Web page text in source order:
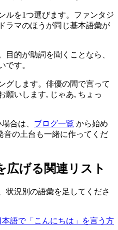
ルを1つ選びます。ファンタジ
ラマのほうが同じ基本語彙が
目的が助詞を聞くことなら、
です。
グします。俳優の間で言って
願いします, じゃあ, ちょっ
合は、 ブログ一覧 から始め
音の土台も一緒に作ってくだ
広げる関連リスト
状況別の語彙を足してくださ
本語で「こんにちは」を言う方